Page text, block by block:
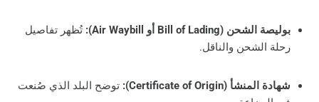
بوليصة الشحن (Bill of Lading أو Air Waybill):
تُظهر تفاصيل
رحلة الشحن والناقل.
شهادة المنشأ (Certificate of Origin):
توضح البلد الذي صُنعت